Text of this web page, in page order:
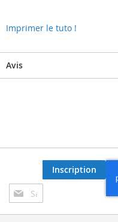
Imprimer le tuto !
Avis
Inscription
à
notre
Inscription